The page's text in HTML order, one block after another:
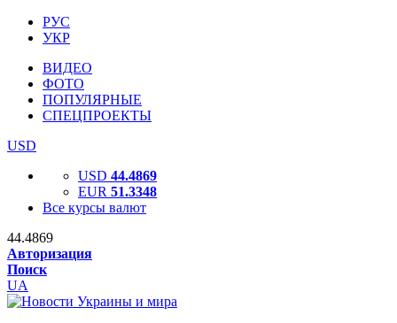
РУС
УКР
ВИДЕО
ФОТО
ПОПУЛЯРНЫЕ
СПЕЦПРОЕКТЫ
USD
USD 44.4869
EUR 51.3348
Все курсы валют
44.4869
Авторизация
Поиск
UA